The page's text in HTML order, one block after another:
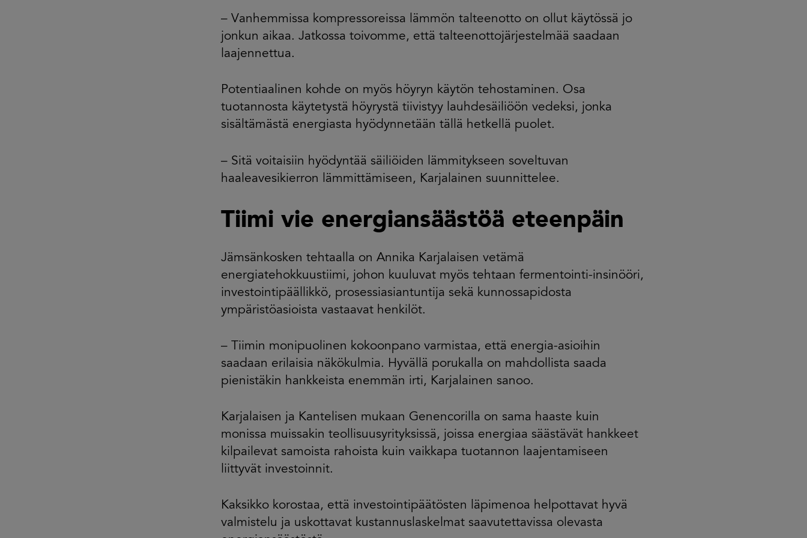
– Vanhemmissa kompressoreissa lämmön talteenotto on ollut käytössä jo
jonkun aikaa. Jatkossa toivomme, että talteenottojärjestelmää saadaan
laajennettua.
Potentiaalinen kohde on myös höyryn käytön tehostaminen. Osa
tuotannosta käytetystä höyrystä tiivistyy lauhdesäiliöön vedeksi, jonka
sisältämästä energiasta hyödynnetään tällä hetkellä puolet.
– Sitä voitaisiin hyödyntää säiliöiden lämmitykseen soveltuvan
haaleavesikierron lämmittämiseen, Karjalainen suunnittelee.
Tiimi vie energiansäästöä eteenpäin
Jämsänkosken tehtaalla on Annika Karjalaisen vetämä
energiatehokkuustiimi, johon kuuluvat myös tehtaan fermentointi-insinööri,
investointipäällikkö, prosessiasiantuntija sekä kunnossapidosta
ympäristöasioista vastaavat henkilöt.
– Tiimin monipuolinen kokoonpano varmistaa, että energia-asioihin
saadaan erilaisia näkökulmia. Hyvällä porukalla on mahdollista saada
pienistäkin hankkeista enemmän irti, Karjalainen sanoo.
Karjalaisen ja Kantelisen mukaan Genencorilla on sama haaste kuin
monissa muissakin teollisuusyrityksissä, joissa energiaa säästävät hankkeet
kilpailevat samoista rahoista kuin vaikkapa tuotannon laajentamiseen
liittyvät investoinnit.
Kaksikko korostaa, että investointipäätösten läpimenoa helpottavat hyvä
valmistelu ja uskottavat kustannuslaskelmat saavutettavissa olevasta